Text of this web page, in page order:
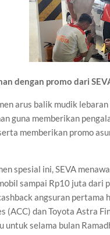
dengan promo dari
arus balik mudik
guna memberikan
memberikan promo
spesial ini, SEVA
sampai Rp10 juta dari
angsuran pertama
(ACC) dan Toyota Astra
untuk selama bulan